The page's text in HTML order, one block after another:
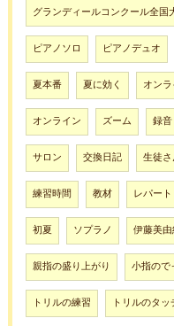
グランディールコンクール全国
ピアノソロ ピアノデュオ
夏本番 夏に効く オン
オンライン ズーム 録音
サロン 交換日記 生徒
練習時間 教材 レパー
初夏 ソプラノ 伊藤美
親指の盛り上がり 小指ので
トリルの練習 トリルのタッ